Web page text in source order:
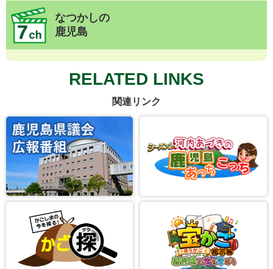
なつかしの
鹿児島
RELATED LINKS
関連リンク